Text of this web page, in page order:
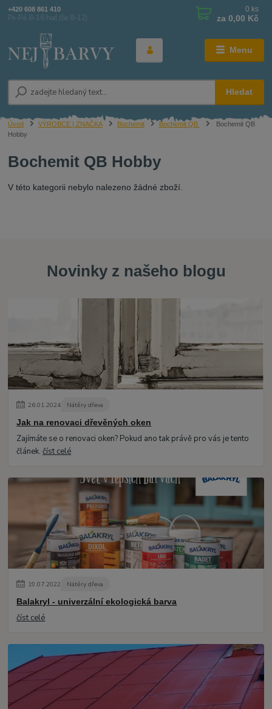
Menu
Hledat
+420 608 861 410
Po-Pá 8-16 hod (So 8-12)
0 ks
za 0,00 Kč
Úvod VÝROBCE | ZNAČKA Bochemit Bochemit QB
Bochemit QB
Hobby
Bochemit QB Hobby
V této kategorii nebylo nalezeno žádné zboží.
Novinky z našeho blogu
26.01.2024 Nátěry dřeva
Jak na renovaci dřevěných oken
Zajímáte se o renovaci oken? Pokud ano tak právě pro vás je tento
článek.číst celé
19.07.2022 Nátěry dřeva
Balakryl - univerzální ekologická barva
číst celé